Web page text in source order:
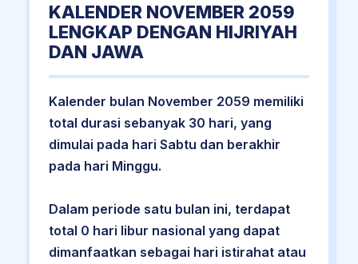
KALENDER NOVEMBER 2059
LENGKAP DENGAN HIJRIYAH
DAN JAWA
Kalender bulan November 2059 memiliki
total durasi sebanyak 30 hari, yang
dimulai pada hari Sabtu dan berakhir
pada hari Minggu.
Dalam periode satu bulan ini, terdapat
total 0 hari libur nasional yang dapat
dimanfaatkan sebagai hari istirahat atau